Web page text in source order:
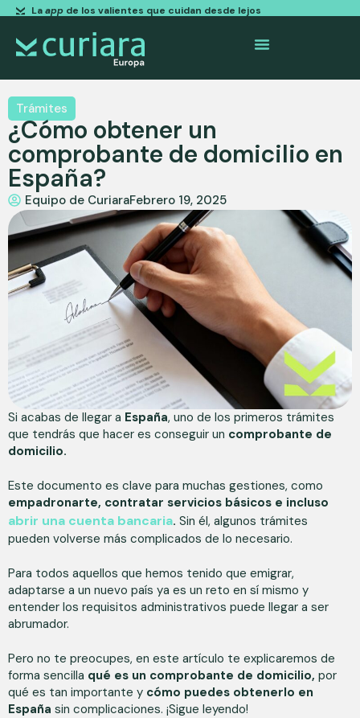
Laappde los valientes que cuidan desde lejos
Trámites
¿Cómo obtener un
comprobante de domicilio en
España?
Equipo de CuriaraFebrero 19, 2025
Si acabas de llegar a España, uno de los primeros trámites
que tendrás que hacer es conseguir un comprobante de
domicilio.
Este documento es clave para muchas gestiones, como
empadronarte, contratar servicios básicos e incluso
abrir una cuenta bancaria. Sin él, algunos trámites
pueden volverse más complicados de lo necesario.
Para todos aquellos que hemos tenido que emigrar,
adaptarse a un nuevo país ya es un reto en sí mismo y
entender los requisitos administrativos puede llegar a ser
abrumador.
Pero no te preocupes, en este artículo te explicaremos de
forma sencilla qué es un comprobante de domicilio, por
qué es tan importante y cómo puedes obtenerlo en
España sin complicaciones. ¡Sigue leyendo!